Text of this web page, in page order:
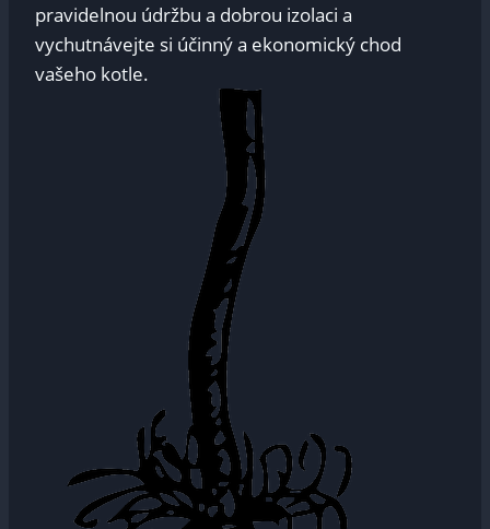
pravidelnou údržbu a dobrou izolaci a
vychutnávejte si účinný a ekonomický chod
vašeho kotle.